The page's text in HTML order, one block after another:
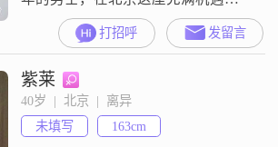
挑战的城市努力打拼##3002##我身
高 168cm，虽然不算特别高大，但
我相信内在的品质更重要##3002##
目前我的月收入在 8001 - 12000 元之
间，能保证生活的基本开销，也有
一定的经济基础去做一些自己喜欢
的事情##3002##我学历是大
打招呼 发留言
紫莱
40岁  |  北京  |  离异
未填写
163cm